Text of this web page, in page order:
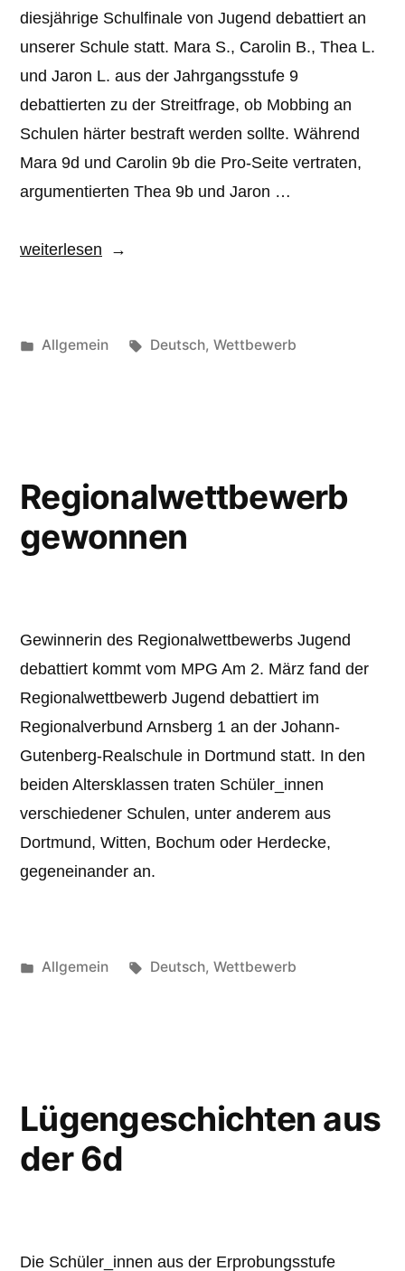
diesjährige Schulfinale von Jugend debattiert an
unserer Schule statt. Mara S., Carolin B., Thea L.
und Jaron L. aus der Jahrgangsstufe 9
debattierten zu der Streitfrage, ob Mobbing an
Schulen härter bestraft werden sollte. Während
Mara 9d und Carolin 9b die Pro-Seite vertraten,
argumentierten Thea 9b und Jaron …
„Schulfinale
weiterlesen
Veröffentlicht
Allgemein Schlagwörter:
Deutsch, Wettbewerb
Regionalwettbewerb
gewonnen
Gewinnerin des Regionalwettbewerbs Jugend
debattiert kommt vom MPG Am 2. März fand der
Regionalwettbewerb Jugend debattiert im
Regionalverbund Arnsberg 1 an der Johann-
Gutenberg-Realschule in Dortmund statt. In den
beiden Altersklassen traten Schüler_innen
verschiedener Schulen, unter anderem aus
Dortmund, Witten, Bochum oder Herdecke,
gegeneinander an.
Veröffentlicht
Allgemein Schlagwörter:
Deutsch, Wettbewerb
Lügengeschichten aus
der 6d
Die Schüler_innen aus der Erprobungsstufe